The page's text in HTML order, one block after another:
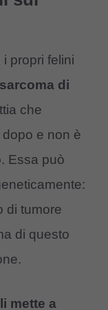
propri felini
sarcoma di
che
e non è
Essa può
di tumore
di questo
mette a